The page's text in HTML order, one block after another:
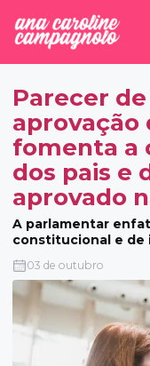
Parecer
aprovação
fomenta a
dos pais e
aprovado
A parlamentar
constitucional e de
03 de outubro